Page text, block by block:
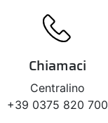
Chiamaci
Centralino
+39 0375 820 700